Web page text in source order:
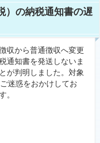
）の納税通知書の遅
収から普通徴収へ変更
通知書を発送しないま
が判明しました。対象
迷惑をおかけしてお
。